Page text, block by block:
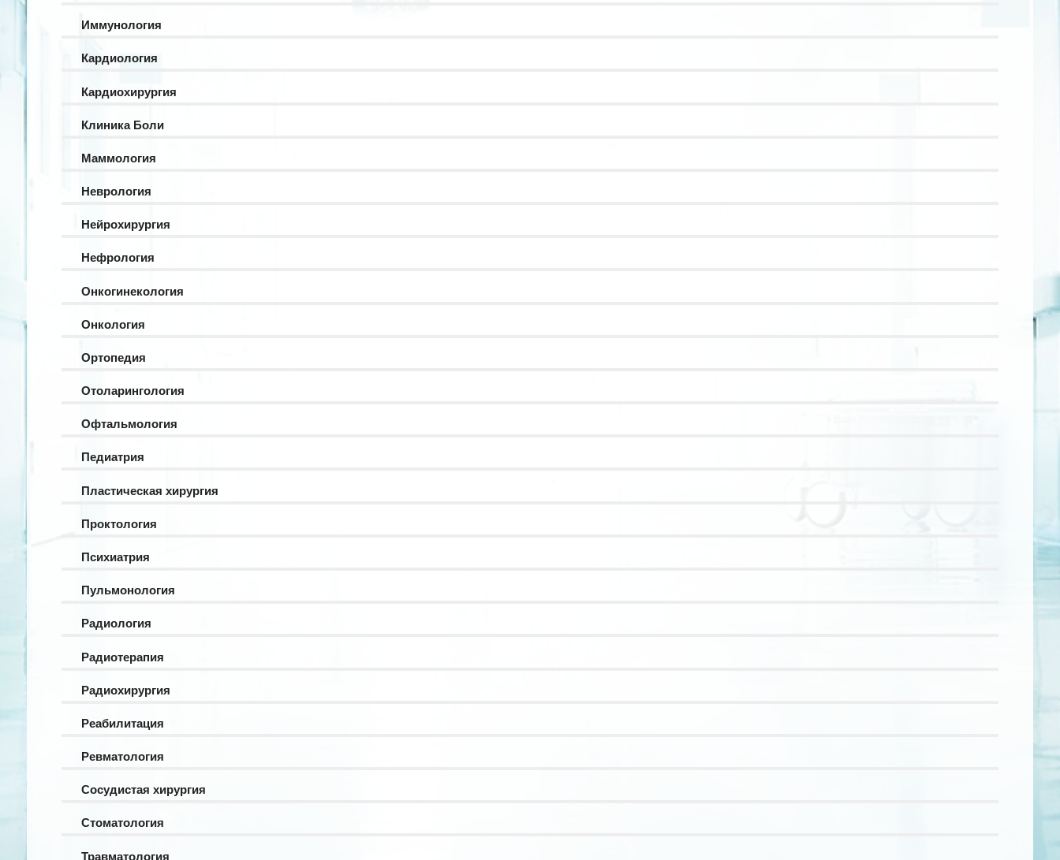
Иммунология
Кардиология
Кардиохирургия
Клиника Боли
Маммология
Неврология
Нейрохирургия
Нефрология
Онкогинекология
Онкология
Ортопедия
Отоларингология
Офтальмология
Педиатрия
Пластическая хирургия
Проктология
Психиатрия
Пульмонология
Радиология
Радиотерапия
Радиохирургия
Реабилитация
Ревматология
Сосудистая хирургия
Стоматология
Травматология